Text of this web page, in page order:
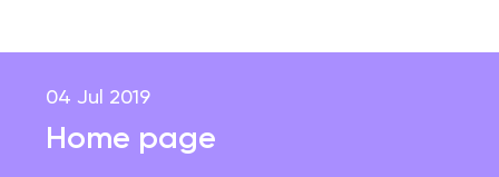
04 Jul 2019
Home page